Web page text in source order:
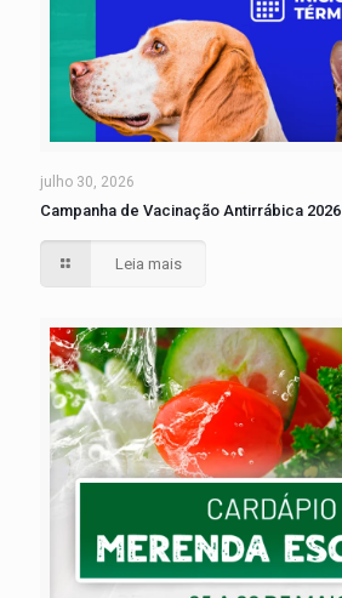
julho 30, 2026
Campanha de Vacinação Antirrábica 2026
Leia mais